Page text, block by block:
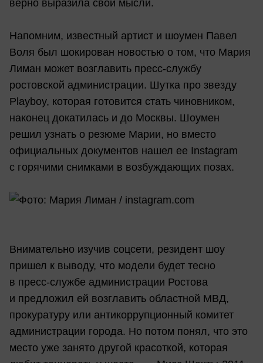
верно выразила свои мысли.
Напомним, известный артист и шоумен Павел
Воля был шокирован новостью о том, что Мария
Лиман может возглавить пресс-службу
ростовской администрации. Шутка про звезду
Playboy, которая готовится стать чиновником,
наконец докатилась и до Москвы. Шоумен
решил узнать о резюме Марии, но вместо
официальных документов нашел ее Instagram
с горячими снимками в возбуждающих позах.
Внимательно изучив соцсети, резидент шоу
пришел к выводу, что модели будет тесно
в пресс-службе администрации Ростова
и предложил ей возглавить областной МВД,
прокуратуру или антикоррупционный комитет
администрации города. Но потом понял, что это
место уже занято другой красоткой, которая